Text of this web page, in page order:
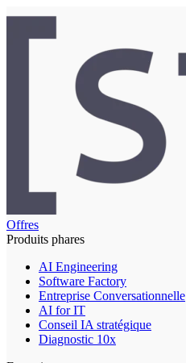
Offres
Produits phares
AI Engineering
Software Factory
Entreprise Conversationnelle
AI for IT
Conseil IA stratégique
Diagnostic 10x